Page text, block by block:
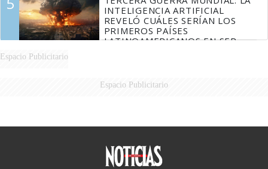
DE MILEI"
INTELIGENCIA ARTIFICIAL
REVELÓ CUÁLES SERÍAN LOS
PRIMEROS PAÍSES
LATINOAMERICANOS EN SER
Espacio Publicitario
Espacio Publicitario